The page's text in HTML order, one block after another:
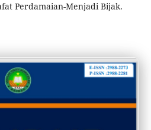
Perdamaian-Menjadi Bijak.